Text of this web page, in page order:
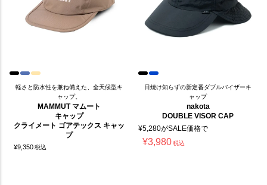
軽さと防水性を兼ね備えた、全天候型キ
ャップ。
MAMMUT マムート
キャップ
クライメート ゴアテックス キャッ
プ
¥9,350税込
日焼け知らずの新定番ダブルバイザーキ
ャップ
nakota
DOUBLE VISOR CAP
¥5,280がSALE価格で
¥3,980税込